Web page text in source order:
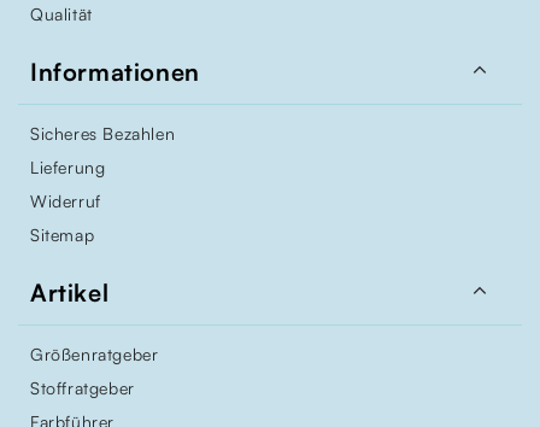
Qualität
Informationen 
Sicheres Bezahlen
Lieferung
Widerruf
Sitemap
Artikel 
Größenratgeber
Stoffratgeber
Farbführer